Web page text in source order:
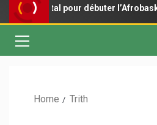
récital pour débuter l’Afrobasket U18
Home Trith